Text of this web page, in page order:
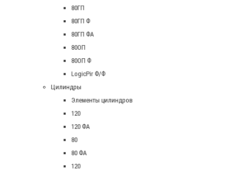
80ГП
80ГП Ф
80ГП ФА
80ОП
80ОП Ф
LogicPir Ф/Ф
Цилиндры
Элементы цилиндров
120
120 ФА
80
80 ФА
120